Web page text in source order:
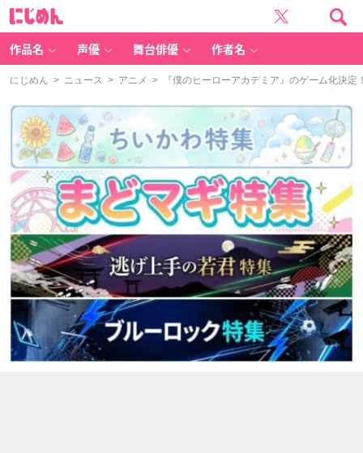
作品名 声優 舞台俳優 作者名
にじめん > ニュース > アニメ > 『僕のヒーローアカデミア』のゲーム化決定